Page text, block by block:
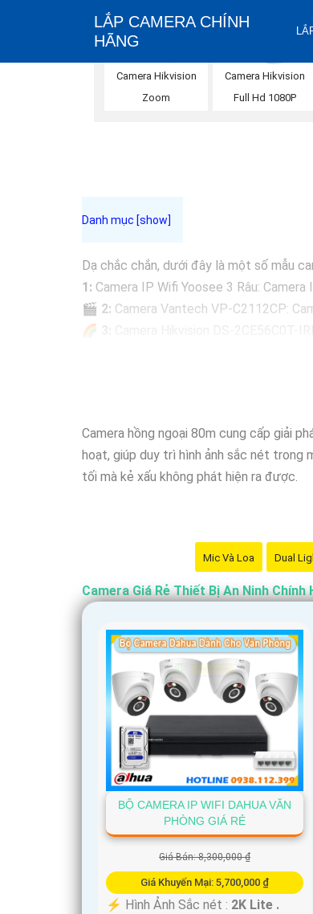
LẮP CAMERA CHÍNH
HÃNG
Camera Hikvision
Zoom
Camera Hikvision
Full Hd 1080P
Dạ chắc chắn, dưới đây là một số mẫu
1: Camera IP Wifi Yoosee 3 Râu:
🎬 2: Camera Vantech VP-C2112CP:
🌈
Nhớ kiểm tra kỹ thông số kỹ thuật cũng
Camera hồng ngoại 80m cung cấp giải
hoạt, giúp duy trì hình ảnh sắc nét trong
tối mà kẻ xấu không phát hiện ra được.
Mic Và Loa Dual
Camera Giá Rẻ Thiết Bị An Ninh Chính
BỘ CAMERA IP WIFI DAHUA VĂN
PHÒNG GIÁ RẺ
Giá Bán: 8,300,000 ₫
Giá Khuyến Mại: 5,700,000 ₫
️⚡ Hình Ảnh Sắc nét : 2K Lite .